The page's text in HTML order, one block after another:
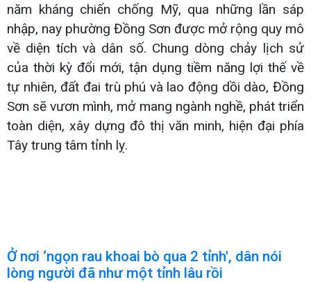
năm kháng chiến chống Mỹ, qua những lần sáp
nhập, nay phường Đồng Sơn được mở rộng quy mô
về diện tích và dân số. Chung dòng chảy lịch sử
của thời kỳ đổi mới, tận dụng tiềm năng lợi thế về
tự nhiên, đất đai trù phú và lao động dồi dào, Đồng
Sơn sẽ vươn mình, mở mang ngành nghề, phát triển
toàn diện, xây dựng đô thị văn minh, hiện đại phía
Tây trung tâm tỉnh lỵ.
Ở nơi ‘ngọn rau khoai bò qua 2 tỉnh', dân nói
lòng người đã như một tỉnh lâu rồi